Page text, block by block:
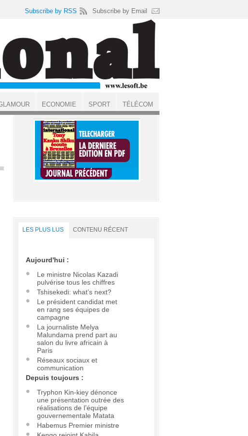
LES PLUS LUS CONTENU RÉCENT
Aujourd'hui :
Le ministre Nicolas Kazadi
pulvérise tous les chiffres
Tshisekedi: what’s next?
Le président candidat met
en rang ses équipes de
campagne
La journaliste Melya
Malundama prend part au
salon du livre africain à
Paris
Réseaux sociaux et
communication
Depuis toujours :
Tryphon Kin-kiey dénonce
une présentation outrée des
réalisations de l’équipe
gouvernementale Matata
Habemus Premier ministre
Subscribe by RSS Subscribe by Email
ECONOMIE SPORT TÉLÉCOM